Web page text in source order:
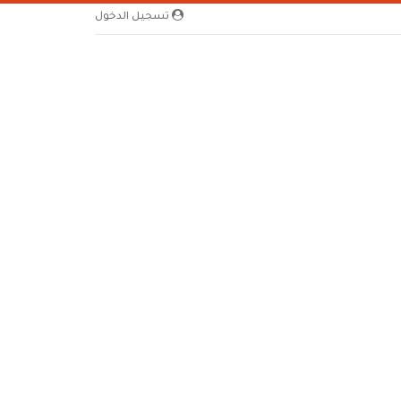
تسجيل الدخول